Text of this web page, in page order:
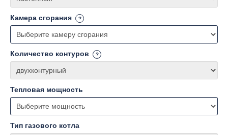
Камера сгорания
Количество контуров
Тепловая мощность
Тип газового котла